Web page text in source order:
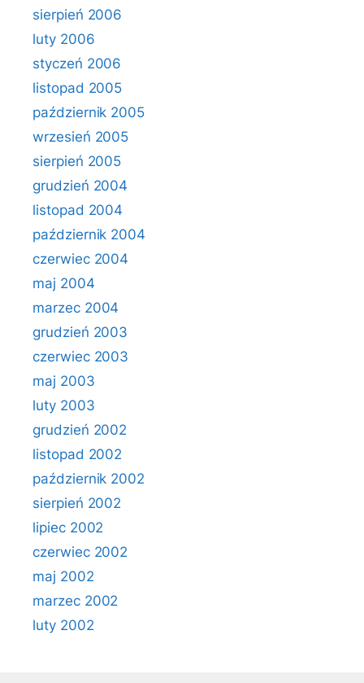
sierpień 2006
luty 2006
styczeń 2006
listopad 2005
październik 2005
wrzesień 2005
sierpień 2005
grudzień 2004
listopad 2004
październik 2004
czerwiec 2004
maj 2004
marzec 2004
grudzień 2003
czerwiec 2003
maj 2003
luty 2003
grudzień 2002
listopad 2002
październik 2002
sierpień 2002
lipiec 2002
czerwiec 2002
maj 2002
marzec 2002
luty 2002